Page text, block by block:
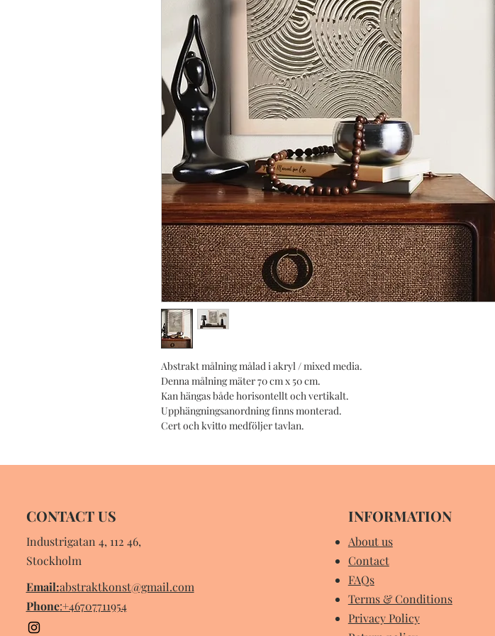
Abstrakt målning målad i akryl / mixed media.
Denna målning mäter 70 cm x 50 cm.
Kan hängas både horisontellt och vertikalt.
Upphängningsanordning finns monterad.
Cert och kvitto medföljer tavlan.
CONTACT US
Industrigatan 4, 112 46,
Stockholm
Email:abstraktkonst@gmail.com
Phone:+46707711954
INFORMATION
About us
Contact
FAQs
Terms & Conditions
Privacy Policy